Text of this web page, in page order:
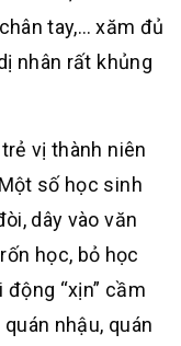
tay,… xăm đủ
nhân rất khủng
vị thành niên
số học sinh
dây vào văn
học, bỏ học
“xịn” cầm
nhậu, quán